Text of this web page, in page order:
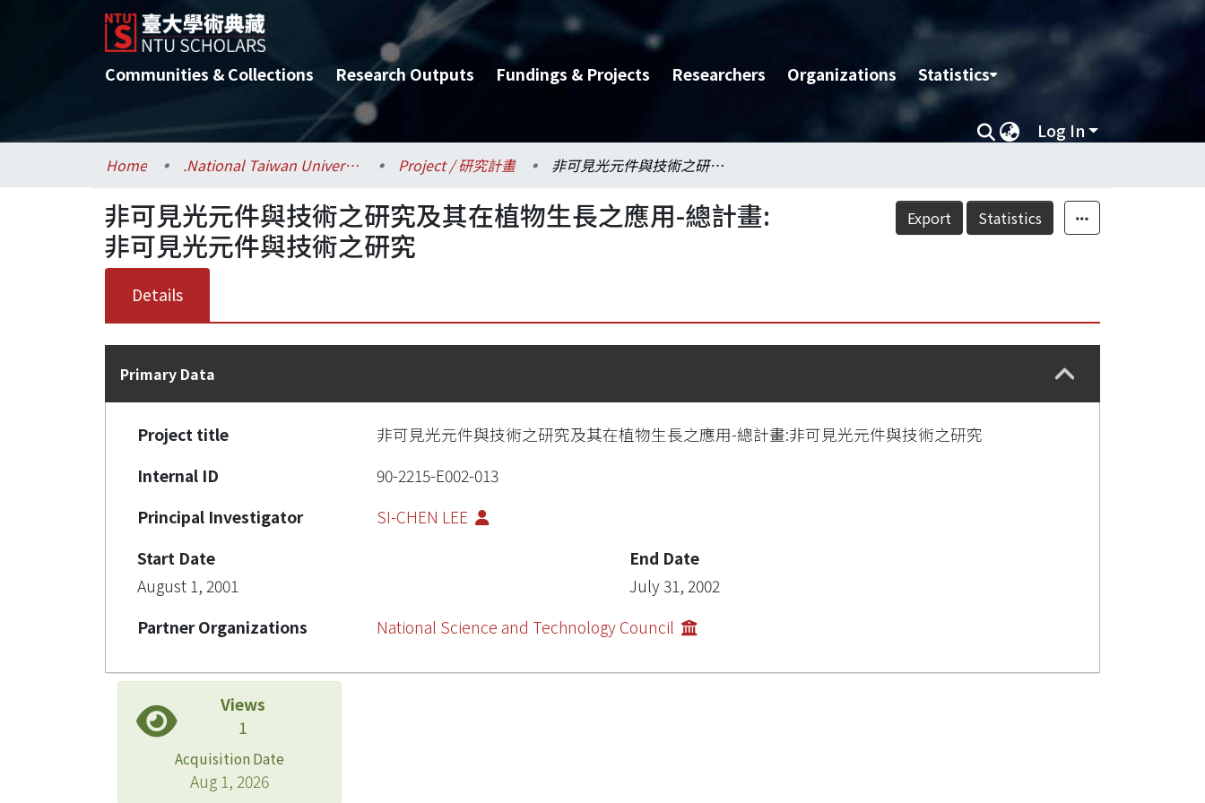
Communities & Collections Research Outputs Fundings & Projects Researchers Organizations Statistics
Log In
Home .National Taiwan University / 國立臺灣大學 Project / 研究計畫 非可見光元件與技術之研究及其在植物生長之應用-總計畫:非可見光元件與技術之研究
Export Statistics
非可見光元件與技術之研究及其在植物生長之應用-總計畫:
非可見光元件與技術之研究
Details
Primary Data
Project title
非可見光元件與技術之研究及其在植物生長之應用-總計畫:非可見光元件與技術之研究
Internal ID
90-2215-E002-013
Principal Investigator
SI-CHEN LEE
Start Date
August 1, 2001
End Date
July 31, 2002
Partner Organizations
National Science and Technology Council
Views
1
Acquisition Date
Aug 1, 2026